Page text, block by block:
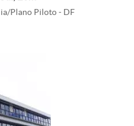
Plano Piloto - DF